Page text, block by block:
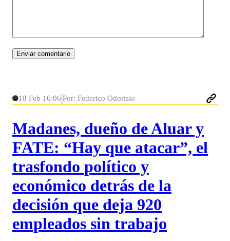
18 Feb 16:06 Por: Federico Odorisio
Madanes, dueño de Aluar y
FATE: “Hay que atacar”, el
trasfondo político y
económico detrás de la
decisión que deja 920
empleados sin trabajo